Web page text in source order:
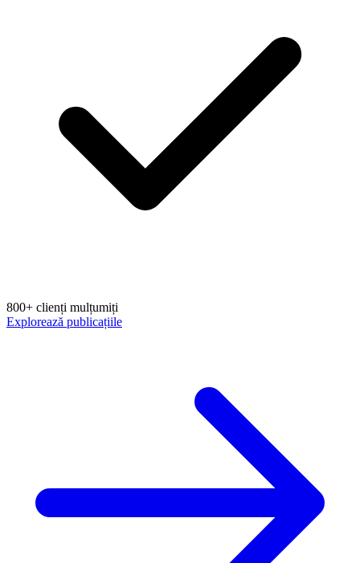
800+ clienți mulțumiți
Explorează publicațiile